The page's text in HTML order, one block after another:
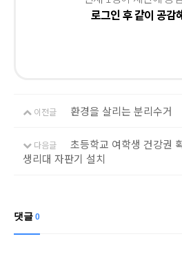
로그인 후 같이 공감
이전글 환경을 살리는 분리수거
다음글
초등학교 여학생 건강권
생리대 자판기 설치
댓글 0